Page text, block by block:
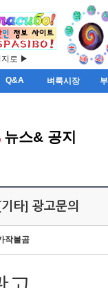
지로 ▶
Q&A 벼룩시장
뉴스& 공지
[기타] 광고문의
작불곰